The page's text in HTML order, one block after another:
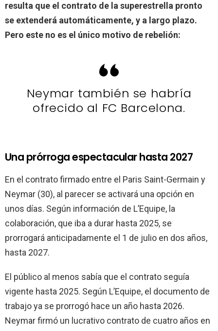
resulta que el contrato de la superestrella pronto
se extenderá automáticamente, y a largo plazo.
Pero este no es el único motivo de rebelión:
Neymar también se habría
ofrecido al FC Barcelona.
Una prórroga espectacular hasta 2027
En el contrato firmado entre el Paris Saint-Germain y
Neymar (30), al parecer se activará una opción en
unos días. Según información de L’Equipe, la
colaboración, que iba a durar hasta 2025, se
prorrogará anticipadamente el 1 de julio en dos años,
hasta 2027.
El público al menos sabía que el contrato seguía
vigente hasta 2025. Según L’Equipe, el documento de
trabajo ya se prorrogó hace un año hasta 2026.
Neymar firmó un lucrativo contrato de cuatro años en